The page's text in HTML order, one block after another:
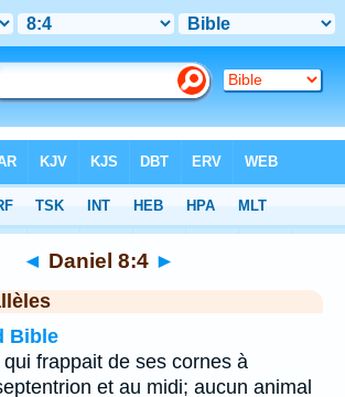
◄ Daniel 8:4 ►
Bible
frappait de ses cornes à
et au midi; aucun animal